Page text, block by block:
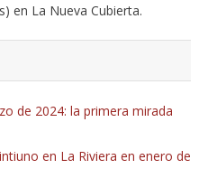
en La Nueva Cubierta.
de 2024: la primera mirada
en La Riviera en enero de